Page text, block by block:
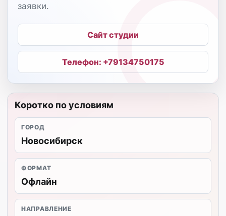
заявки.
Сайт студии
Телефон: +79134750175
Коротко по условиям
ГОРОД
Новосибирск
ФОРМАТ
Офлайн
НАПРАВЛЕНИЕ